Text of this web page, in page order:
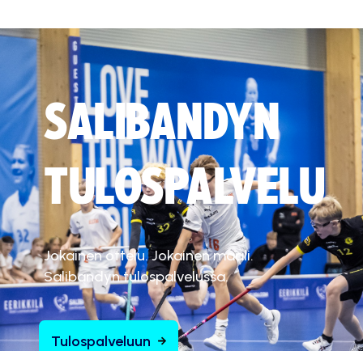
SALIBANDYN
TULOSPALVELU
Jokainen ottelu. Jokainen maali.
Salibandyn tulospalvelussa.
Tulospalveluun